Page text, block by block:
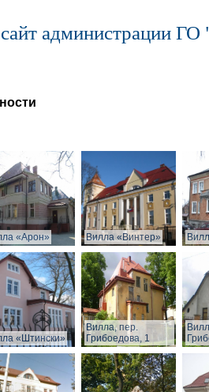
администрации ГО
«Арон» Вилла «Винтер»
«Штински»
Вилла, пер.
Грибоедова, 1